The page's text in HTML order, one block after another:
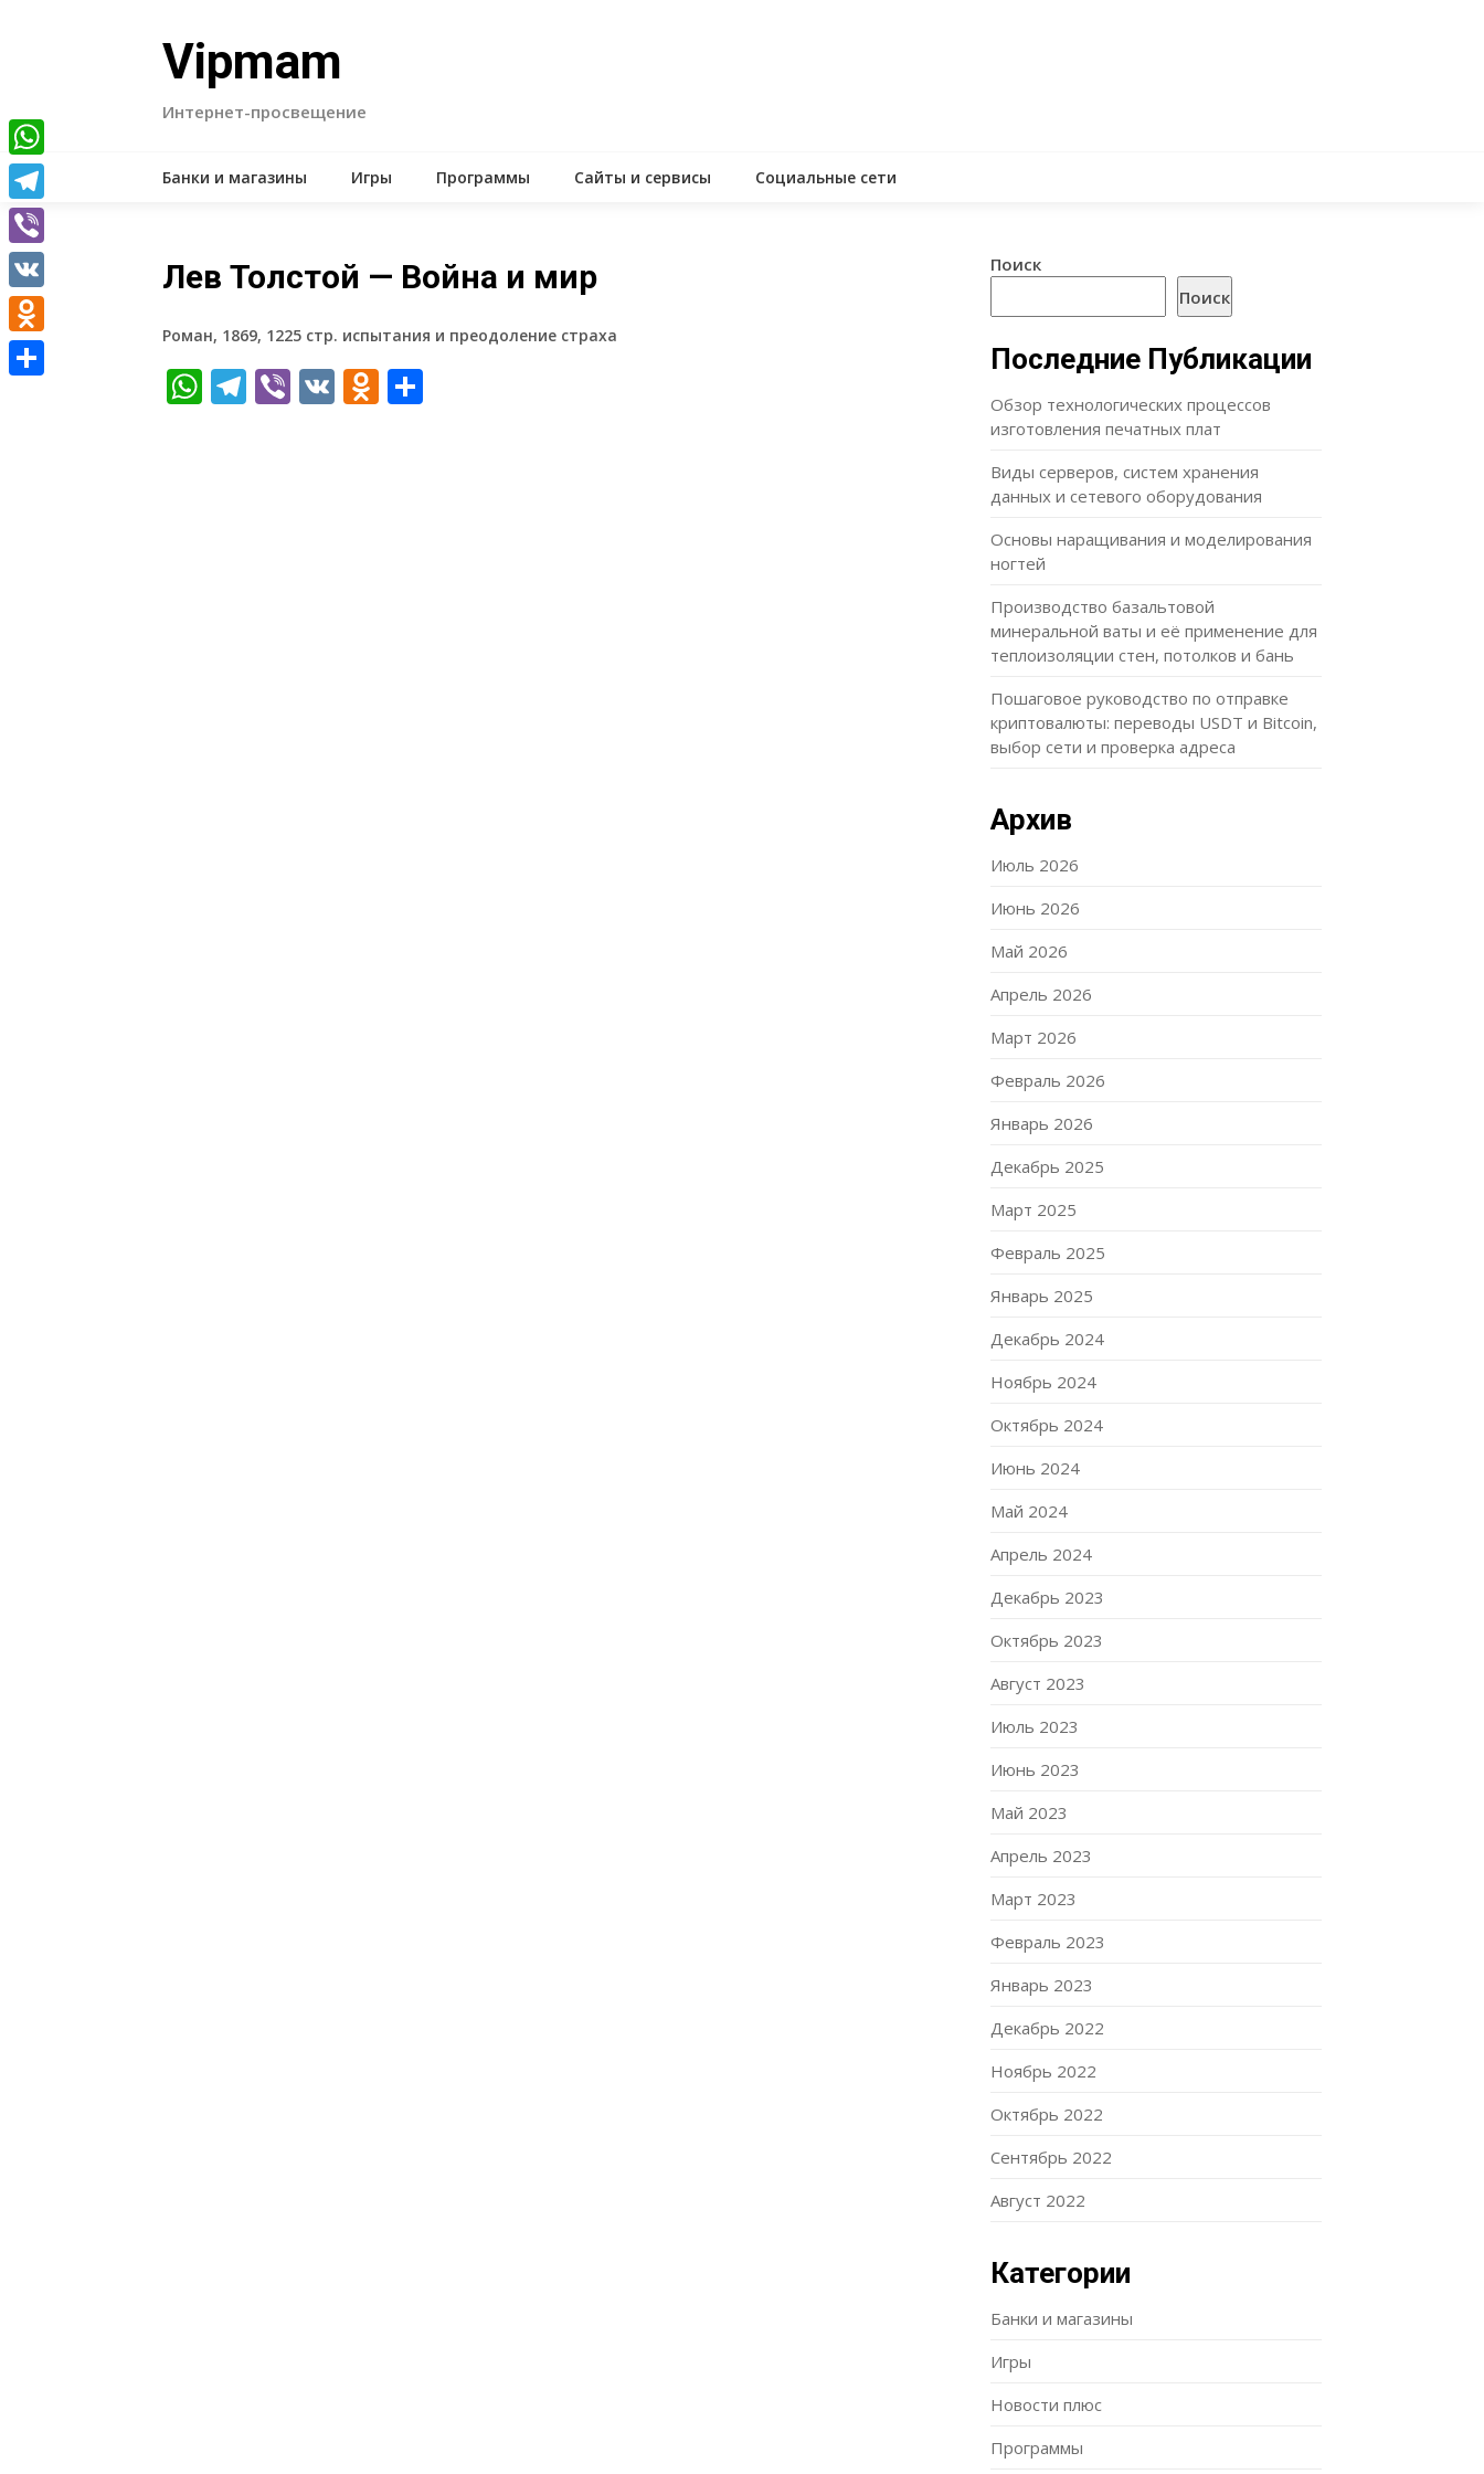
Vipmam
Интернет-просвещение
Банки и магазины Игры Программы Сайты и сервисы Социальные сети
Лев Толстой — Война и мир
Роман, 1869, 1225 стр. испытания и преодоление страха
WhatsApp
Telegram
Viber
VKOdnoklassniki
Поиск
Поиск
Последние Публикации
Обзор технологических процессов
изготовления печатных плат
Виды серверов, систем хранения
данных и сетевого оборудования
Основы наращивания и моделирования
ногтей
Производство базальтовой
минеральной ваты и её применение для
теплоизоляции стен, потолков и бань
Пошаговое руководство по отправке
криптовалюты: переводы USDT и Bitcoin,
выбор сети и проверка адреса
Архив
Июль 2026
Июнь 2026
Май 2026
Апрель 2026
Март 2026
Февраль 2026
Январь 2026
Декабрь 2025
Март 2025
Февраль 2025
Январь 2025
Декабрь 2024
Ноябрь 2024
Октябрь 2024
Июнь 2024
Май 2024
Апрель 2024
Декабрь 2023
Октябрь 2023
Август 2023
Июль 2023
Июнь 2023
Май 2023
Апрель 2023
Март 2023
Февраль 2023
Январь 2023
Декабрь 2022
Ноябрь 2022
Октябрь 2022
Сентябрь 2022
Август 2022
Категории
Банки и магазины
Игры
Новости плюс
Программы
WhatsApp
Telegram
Viber
VK
Odnoklassniki